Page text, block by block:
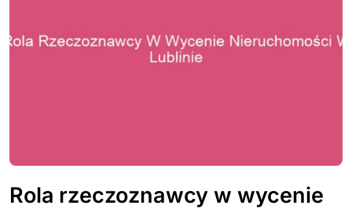
Rola rzeczoznawcy w wycenie